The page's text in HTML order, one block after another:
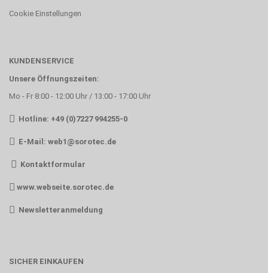
Cookie Einstellungen
KUNDENSERVICE
Unsere Öffnungszeiten:
Mo - Fr 8:00 - 12:00 Uhr / 13:00 - 17:00 Uhr
Hotline: +49 (0)7227 994255-0
E-Mail: web1@sorotec.de
Kontaktformular
www.webseite.sorotec.de
Newsletteranmeldung
SICHER EINKAUFEN